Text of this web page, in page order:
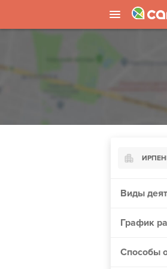
Виды
График
Способы